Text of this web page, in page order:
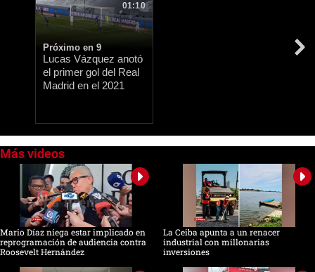
01:10
Próximo en 9
Lucas Vázquez anotó
el primer gol del Real
Madrid en el 2021
of
seconds
Mario Díaz niega estar implicado en
reprogramación de audiencia contra
Roosevelt Hernández
La Ceiba apunta a un renacer
industrial con millonarias
inversiones